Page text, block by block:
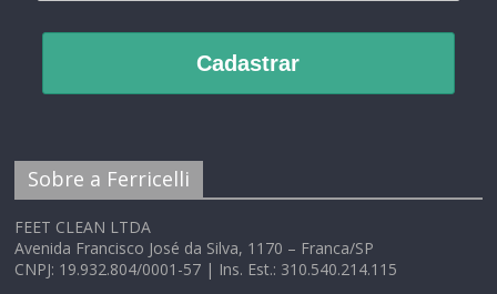
Cadastrar
Sobre a Ferricelli
FEET CLEAN LTDA
Avenida Francisco José da Silva, 1170 – Franca/SP
CNPJ: 19.932.804/0001-57 | Ins. Est.: 310.540.214.115